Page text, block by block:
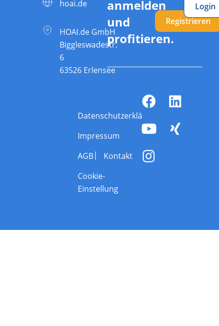
hoai.de
HOAI.de GmbH
Biggleswadestr.
6
63526 Erlensee
anmelden
und
profitieren.
Registrieren
Login
Datenschutzerklärung
Impressum
AGB
Kontakt
Cookie-
Einstellung